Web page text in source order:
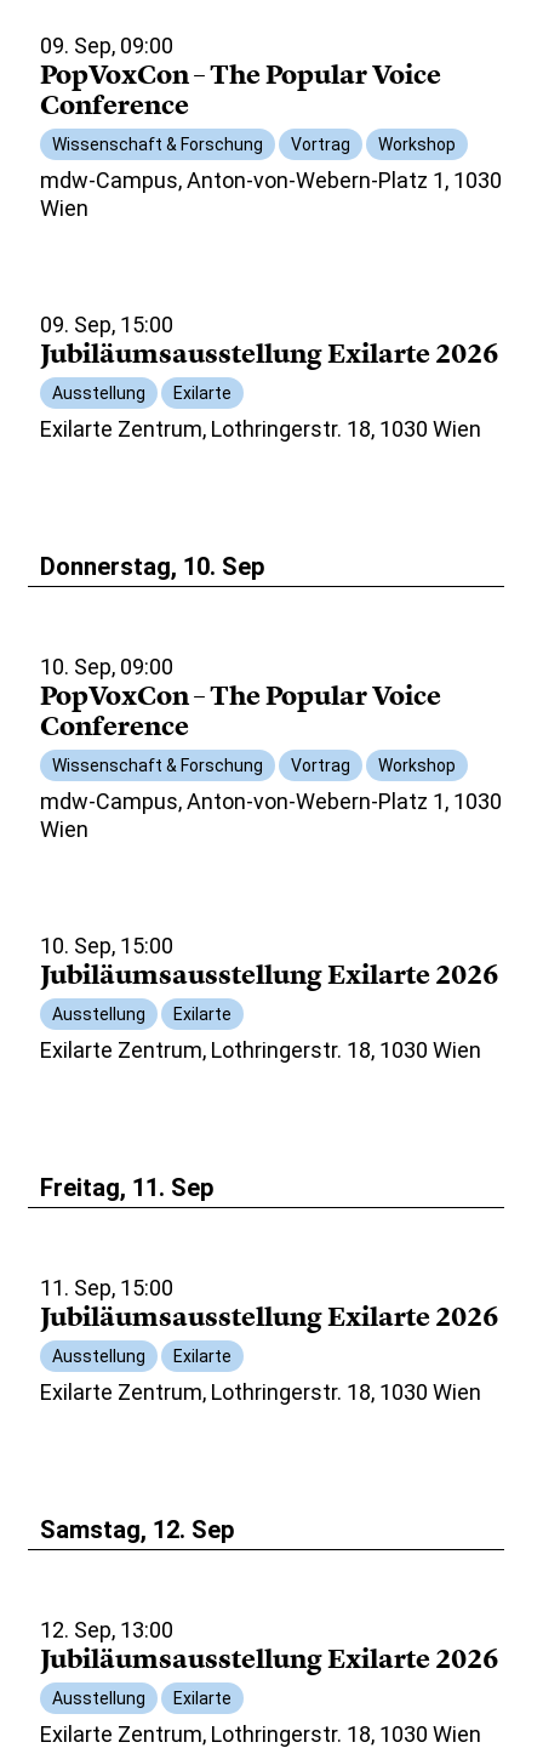
09. Sep, 09:00
PopVoxCon – The Popular Voice
Conference
Wissenschaft & Forschung Vortrag Workshop
mdw-Campus, Anton-von-Webern-Platz 1, 1030
Wien
09. Sep, 15:00
Jubiläumsausstellung Exilarte 2026
Ausstellung Exilarte
Exilarte Zentrum, Lothringerstr. 18, 1030 Wien
Donnerstag, 10. Sep
10. Sep, 09:00
PopVoxCon – The Popular Voice
Conference
Wissenschaft & Forschung Vortrag Workshop
mdw-Campus, Anton-von-Webern-Platz 1, 1030
Wien
10. Sep, 15:00
Jubiläumsausstellung Exilarte 2026
Ausstellung Exilarte
Exilarte Zentrum, Lothringerstr. 18, 1030 Wien
Freitag, 11. Sep
11. Sep, 15:00
Jubiläumsausstellung Exilarte 2026
Ausstellung Exilarte
Exilarte Zentrum, Lothringerstr. 18, 1030 Wien
Samstag, 12. Sep
12. Sep, 13:00
Jubiläumsausstellung Exilarte 2026
Ausstellung Exilarte
Exilarte Zentrum, Lothringerstr. 18, 1030 Wien